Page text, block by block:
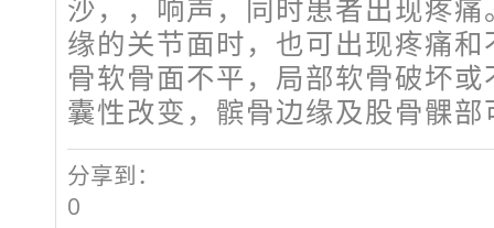
沙，，响声，同时患者出现疼
缘的关节面时，也可出现疼痛
骨软骨面不平，局部软骨破坏
囊性改变，髌骨边缘及股骨髁
分享到：
0